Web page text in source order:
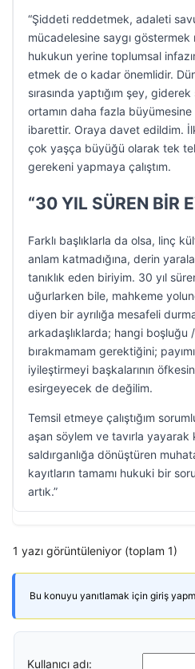
“Şiddeti reddetmek, adaleti
mücadelesine saygı
hukukun yerine toplumsal
etmek de o kadar önemlidir.
sırasında yaptığım şey,
ortamın daha fazla
ibarettir. Oraya davet edildim.
çok yaşça büyüğü olarak tek
gerekeni yapmaya çalıştım.
“30 YIL SÜREN BİR
Farklı başlıklarla da olsa, linç
anlam katmadığına, derin
tanıklık eden biriyim. 30 yıl
uğurlarken bile, mahkeme
diyen bir ayrılığa mesafeli
arkadaşlıklarda; hangi boşluğu
bırakmamam gerektiğini;
iyileştirmeyi başkalarının
esirgeyecek de değilim.
Temsil etmeye çalıştığım
aşan söylem ve tavırla yayarak
saldırganlığa dönüştüren
kayıtların tamamı hukuki bir
artık.”
1 yazı görüntüleniyor (toplam 1)
Bu konuyu yanıtlamak için giriş
Kullanıcı adı: